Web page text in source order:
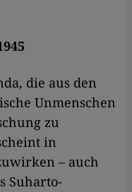
die aus den
Unmenschen
zu
in
– auch
Suharto-